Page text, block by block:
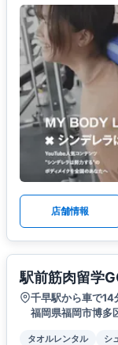
店舗情報
駅前筋肉留学
千早駅から車で14
福岡県福岡市博
タオルレンタル シ